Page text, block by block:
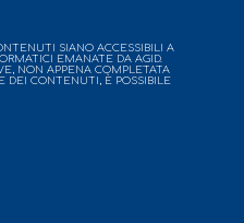
SIANO ACCESSIBILI A
EMANATE DA AGID.
NON APPENA COMPLETATA
DEI CONTENUTI, È POSSIBILE